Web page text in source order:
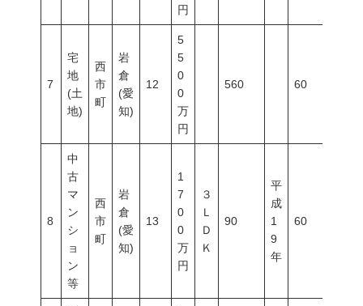
円
7
宅
地
(土
地)
西
市
町
岩
倉
(愛
知)
12
5
5
0
0
万
円
560 60
8
中
古
マ
ン
シ
ョ
ン
等
西
市
町
岩
倉
(愛
知)
13
1
7
0
0
万
円
３
Ｌ
Ｄ
Ｋ
90
平
成
1
9
年
60